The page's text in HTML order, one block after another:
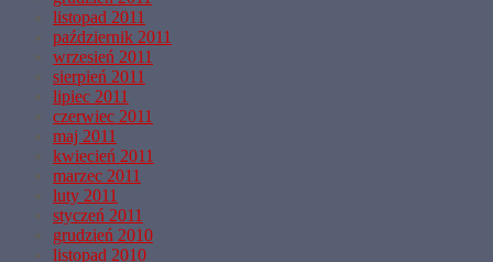
listopad 2011
październik 2011
wrzesień 2011
sierpień 2011
lipiec 2011
czerwiec 2011
maj 2011
kwiecień 2011
marzec 2011
luty 2011
styczeń 2011
grudzień 2010
listopad 2010